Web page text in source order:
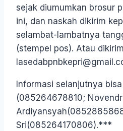
sejak diumumkan brosur
ini, dan naskah dikirim
selambat-lambatnya
(stempel pos). Atau
Informasi selanjutnya
(085264678810;
Sri(085264170806).***